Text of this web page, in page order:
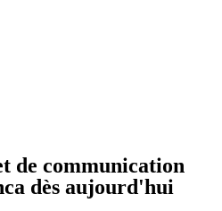
de communication
dès aujourd'hui